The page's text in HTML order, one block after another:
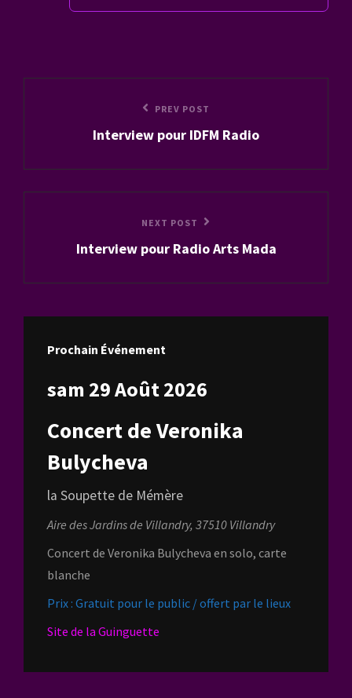
PREV POST
Interview pour IDFM Radio
NEXT POST
Interview pour Radio Arts Mada
Prochain Événement
sam 29 Août 2026
Concert de Veronika
Bulycheva
la Soupette de Mémère
Aire des Jardins de Villandry, 37510 Villandry
Concert de Veronika Bulycheva en solo, carte
blanche
Prix : Gratuit pour le public / offert par le lieux
Site de la Guinguette